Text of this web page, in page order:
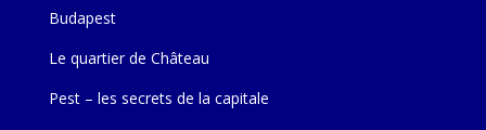
Budapest
Le quartier de Château
Pest – les secrets de la capitale